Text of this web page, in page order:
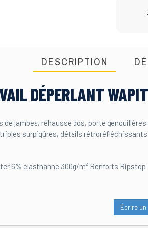
DESCRIPTION
DÉPERLANT
jambes, réhausse dos, porte
surpiqûres, détails
6% élasthanne 300g/m² Renforts Ripstop
Écrire un